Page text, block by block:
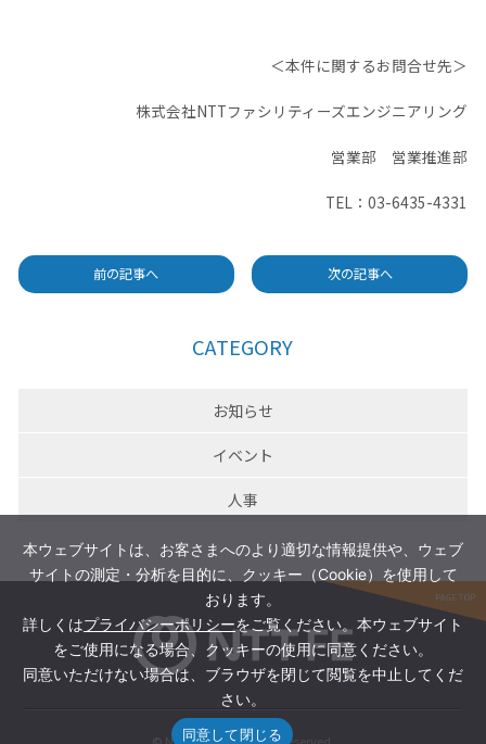
＜本件に関するお問合せ先＞
株式会社NTTファシリティーズエンジニアリング
営業部 営業推進部
TEL：03-6435-4331
前の記事へ 次の記事へ
CATEGORY
お知らせ
イベント
人事
本ウェブサイトは、お客さまへのより適切な情報提供や、ウェブ
サイトの測定・分析を目的に、クッキー（Cookie）を使用して
おります。
詳しくはプライバシーポリシーをご覧ください。本ウェブサイト
をご使用になる場合、クッキーの使用に同意ください。
同意いただけない場合は、ブラウザを閉じて閲覧を中止してくだ
さい。
同意して閉じる